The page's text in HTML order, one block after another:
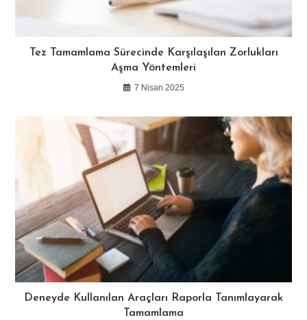
Tez Tamamlama Sürecinde Karşılaşılan Zorlukları
Aşma Yöntemleri
7 Nisan 2025
Deneyde Kullanılan Araçları Raporla Tanımlayarak
Tamamlama